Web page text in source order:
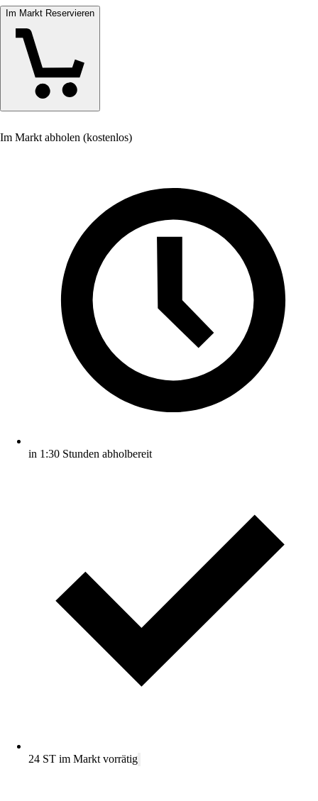
Im Markt Reservieren
Im Markt abholen (kostenlos)
in 1:30 Stunden abholbereit
24 ST im Markt vorrätig